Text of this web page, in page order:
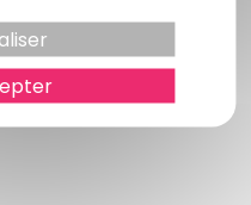
formulaire de contact.
besoins spécifiques et
à votre situation